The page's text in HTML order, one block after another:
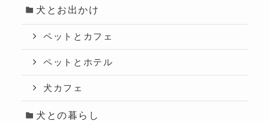
犬とお出かけ
ペットとカフェ
ペットとホテル
犬カフェ
犬との暮らし